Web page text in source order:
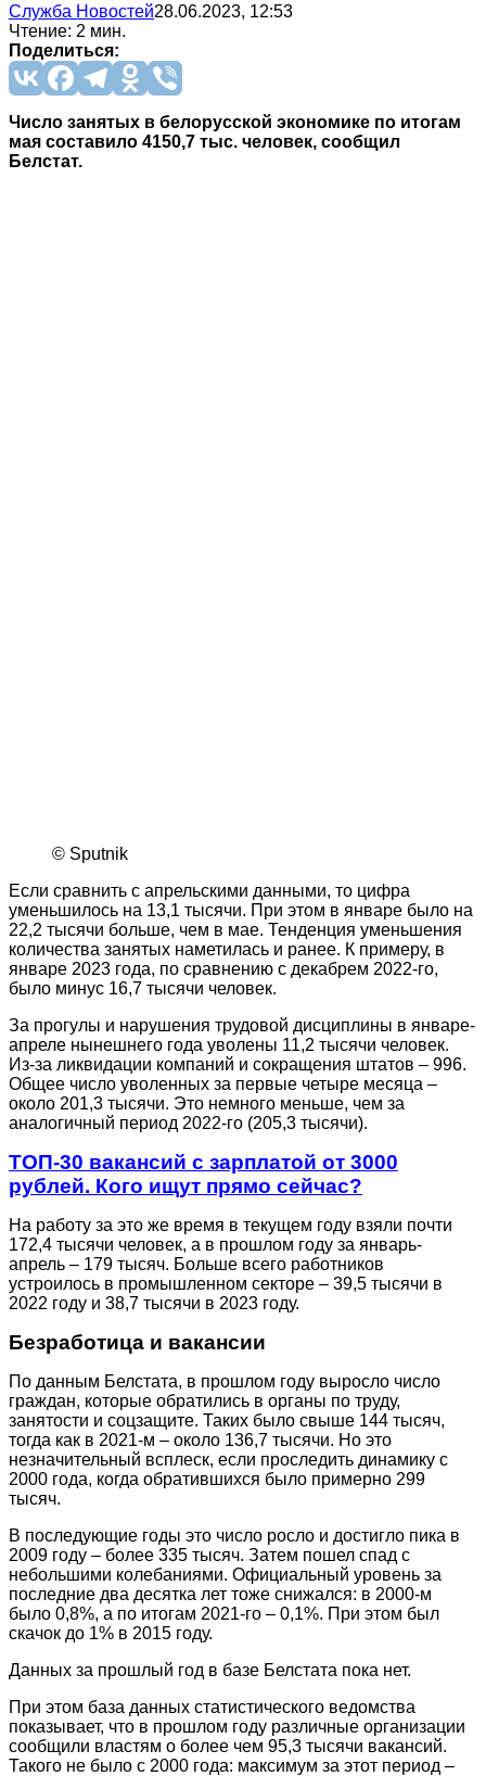
Служба Новостей28.06.2023, 12:53
Чтение: 2 мин.
Поделиться:
Число занятых в белорусской экономике по итогам
мая составило 4150,7 тыс. человек, сообщил
Белстат.
© Sputnik
Если сравнить с апрельскими данными, то цифра
уменьшилось на 13,1 тысячи. При этом в январе было на
22,2 тысячи больше, чем в мае. Тенденция уменьшения
количества занятых наметилась и ранее. К примеру, в
январе 2023 года, по сравнению с декабрем 2022-го,
было минус 16,7 тысячи человек.
За прогулы и нарушения трудовой дисциплины в январе-
апреле нынешнего года уволены 11,2 тысячи человек.
Из-за ликвидации компаний и сокращения штатов – 996.
Общее число уволенных за первые четыре месяца –
около 201,3 тысячи. Это немного меньше, чем за
аналогичный период 2022-го (205,3 тысячи).
ТОП-30 вакансий с зарплатой от 3000
рублей. Кого ищут прямо сейчас?
На работу за это же время в текущем году взяли почти
172,4 тысячи человек, а в прошлом году за январь-
апрель – 179 тысяч. Больше всего работников
устроилось в промышленном секторе – 39,5 тысячи в
2022 году и 38,7 тысячи в 2023 году.
Безработица и вакансии
По данным Белстата, в прошлом году выросло число
граждан, которые обратились в органы по труду,
занятости и соцзащите. Таких было свыше 144 тысяч,
тогда как в 2021-м – около 136,7 тысячи. Но это
незначительный всплеск, если проследить динамику с
2000 года, когда обратившихся было примерно 299
тысяч.
В последующие годы это число росло и достигло пика в
2009 году – более 335 тысяч. Затем пошел спад с
небольшими колебаниями. Официальный уровень за
последние два десятка лет тоже снижался: в 2000-м
было 0,8%, а по итогам 2021-го – 0,1%. При этом был
скачок до 1% в 2015 году.
Данных за прошлый год в базе Белстата пока нет.
При этом база данных статистического ведомства
показывает, что в прошлом году различные организации
сообщили властям о более чем 95,3 тысячи вакансий.
Такого не было с 2000 года: максимум за этот период –